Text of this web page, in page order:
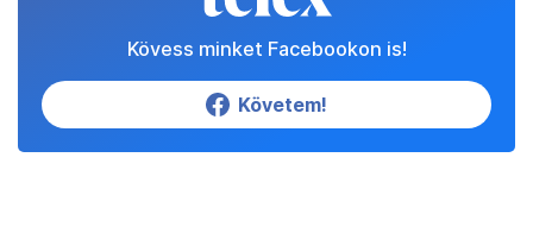
Kövess minket Facebookon is!
Követem!